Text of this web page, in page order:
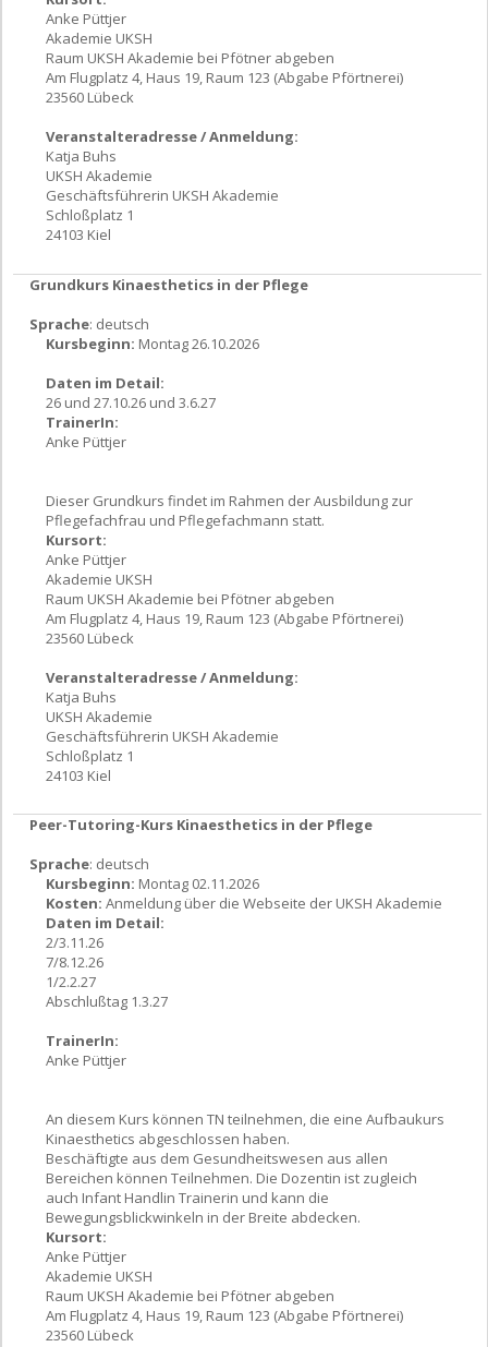
Anke Püttjer
Akademie UKSH
Raum UKSH Akademie bei Pfötner abgeben
Am Flugplatz 4, Haus 19, Raum 123 (Abgabe Pförtnerei)
23560 Lübeck
Veranstalteradresse / Anmeldung:
Katja Buhs
UKSH Akademie
Geschäftsführerin UKSH Akademie
Schloßplatz 1
24103 Kiel
Grundkurs Kinaesthetics in der Pflege
Sprache: deutsch
Kursbeginn: Montag 26.10.2026
Daten im Detail:
26 und 27.10.26 und 3.6.27
TrainerIn:
Anke Püttjer
Dieser Grundkurs findet im Rahmen der Ausbildung zur
Pflegefachfrau und Pflegefachmann statt.
Kursort:
Anke Püttjer
Akademie UKSH
Raum UKSH Akademie bei Pfötner abgeben
Am Flugplatz 4, Haus 19, Raum 123 (Abgabe Pförtnerei)
23560 Lübeck
Veranstalteradresse / Anmeldung:
Katja Buhs
UKSH Akademie
Geschäftsführerin UKSH Akademie
Schloßplatz 1
24103 Kiel
Peer-Tutoring-Kurs Kinaesthetics in der Pflege
Sprache: deutsch
Kursbeginn: Montag 02.11.2026
Kosten: Anmeldung über die Webseite der UKSH Akademie
Daten im Detail:
2/3.11.26
7/8.12.26
1/2.2.27
Abschlußtag 1.3.27
TrainerIn:
Anke Püttjer
An diesem Kurs können TN teilnehmen, die eine Aufbaukurs
Kinaesthetics abgeschlossen haben.
Beschäftigte aus dem Gesundheitswesen aus allen
Bereichen können Teilnehmen. Die Dozentin ist zugleich
auch Infant Handlin Trainerin und kann die
Bewegungsblickwinkeln in der Breite abdecken.
Kursort:
Anke Püttjer
Akademie UKSH
Raum UKSH Akademie bei Pfötner abgeben
Am Flugplatz 4, Haus 19, Raum 123 (Abgabe Pförtnerei)
23560 Lübeck